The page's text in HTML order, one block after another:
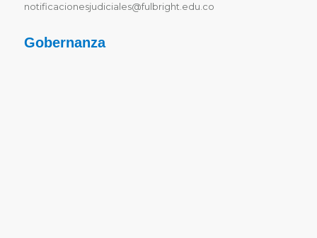
notificacionesjudiciales@fulbright.edu.co
Gobernanza